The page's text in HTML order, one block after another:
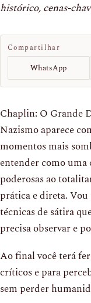
histórico, cenas-
Compartilhar
WhatsApp
Chaplin: O Grande
Nazismo aparece
momentos mais
entender como
poderosas ao
prática e direta.
técnicas de sátira
precisa observar e
Ao final você terá
críticos e para
sem perder